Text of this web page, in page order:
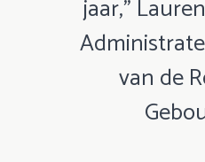
jaar,”
van de